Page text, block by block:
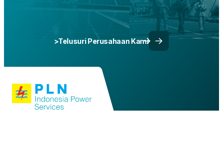
>Telusuri Perusahaan Kami